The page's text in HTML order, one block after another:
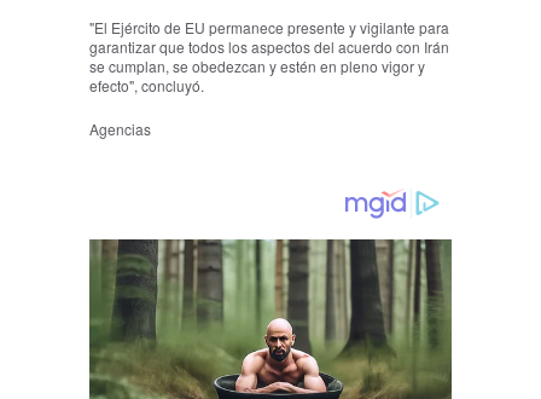
"El Ejército de EU permanece presente y vigilante para
garantizar que todos los aspectos del acuerdo con Irán
se cumplan, se obedezcan y estén en pleno vigor y
efecto", concluyó.
Agencias